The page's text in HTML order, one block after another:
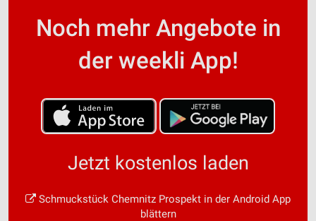
Noch mehr Angebote in
der weekli App!
Jetzt kostenlos laden
Schmuckstück Chemnitz Prospekt in der Android App
blättern